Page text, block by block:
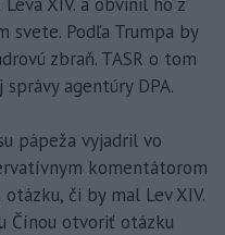
svete. Podľa Trumpa by
zbraň. TASR o tom
agentúry DPA.
pápeža vyjadril vo
komentátorom
či by mal Lev XIV.
Čínou otvoriť otázku